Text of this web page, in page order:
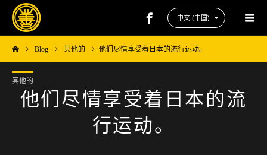
Blog 其他的 他们尽情享受着日本的流行运动。
其他的
他们尽情享受着日本的流
行运动。